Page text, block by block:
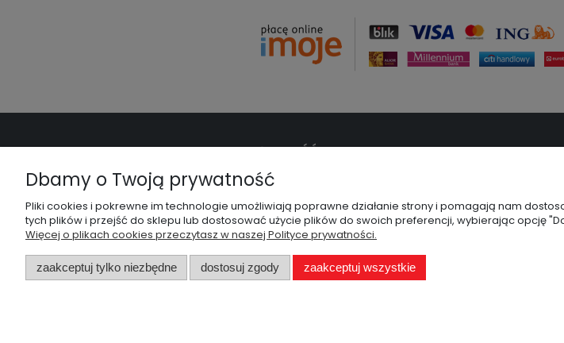
O FIRMIE
O nas
Kontakt
PŁATNOŚĆ I DOSTAWA
Termin realizacji
Koszty wysyłki
Formy płatności
GWARANCJA I
Szybki zwrot
Reklamacja i zwrot
Dbamy o Twoją prywatność
Pliki cookies i pokrewne im technologie umożliwiają poprawne działanie strony i pomagają nam
tych plików i przejść do sklepu lub dostosować użycie plików do swoich preferencji, wybierając opcję
Więcej o plikach cookies przeczytasz w naszej Polityce prywatności.
zaakceptuj tylko niezbędne dostosuj zgody zaakceptuj wszystkie